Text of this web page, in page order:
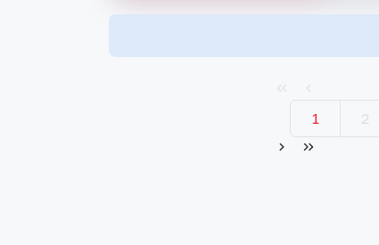
1 2